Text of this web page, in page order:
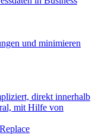
und minimieren
direkt innerhalb
mit Hilfe von